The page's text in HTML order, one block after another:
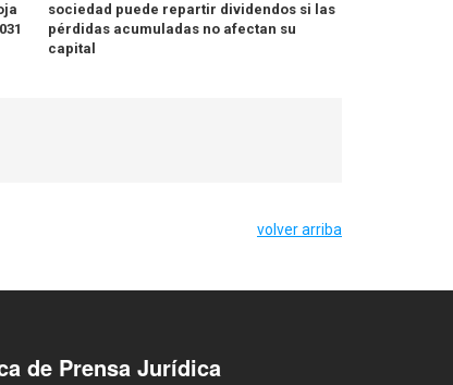
sociedad puede repartir dividendos si las
pérdidas acumuladas no afectan su
capital
volver arriba
de Prensa Jurídica